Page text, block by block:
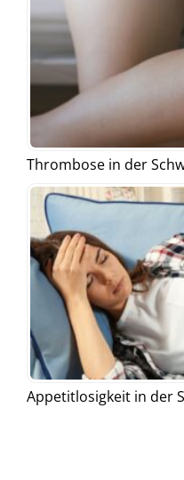
Thrombose in der
Appetitlosigkeit in der